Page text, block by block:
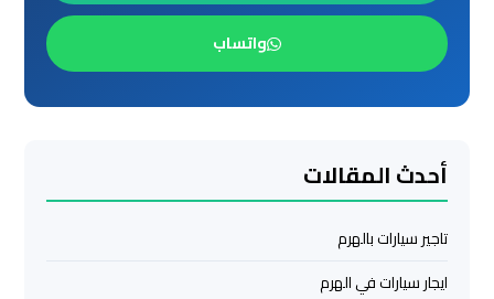
واتساب
أحدث المقالات
تاجير سيارات بالهرم
ايجار سيارات في الهرم
مرسي
مطروح
الاسكندرية
القاهرة